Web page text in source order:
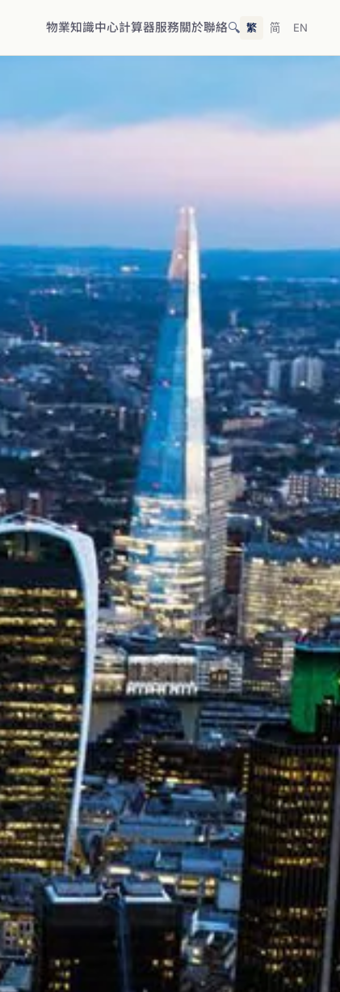
物業知識中心計算器服務關於聯絡🔍 繁 简 EN